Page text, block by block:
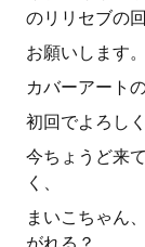
のリリセブの
お願いします
カバーアート
初回でよろし
今ちょうど来
く、
まいこちゃん